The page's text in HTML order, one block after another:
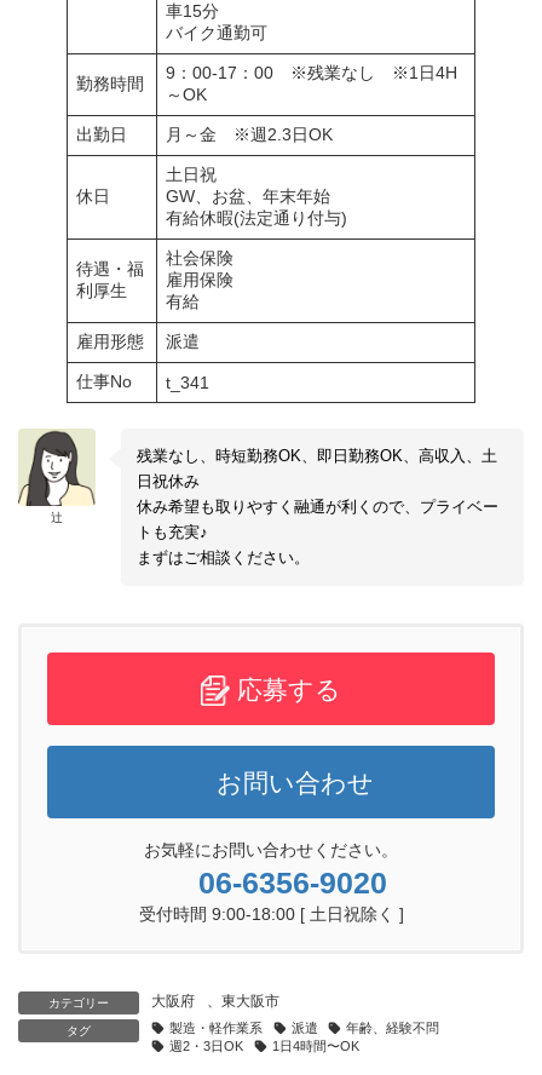
車15分
バイク通勤可
勤務時間
9：00-17：00 ※残業なし ※1日4H
～OK
出勤日 月～金 ※週2.3日OK
休日
土日祝
GW、お盆、年末年始
有給休暇(法定通り付与)
待遇・福
利厚生
社会保険
雇用保険
有給
雇用形態 派遣
仕事No t_341
辻
残業なし、時短勤務OK、即日勤務OK、高収入、土
日祝休み
休み希望も取りやすく融通が利くので、プライベー
トも充実♪
まずはご相談ください。
応募する
お問い合わせ
お気軽にお問い合わせください。
06-6356-9020
受付時間 9:00-18:00 [ 土日祝除く ]
カテゴリー 大阪府 、 東大阪市
タグ 製造・軽作業系 派遣
年齢、経験不問
週2・3日OK
1日4時間〜OK